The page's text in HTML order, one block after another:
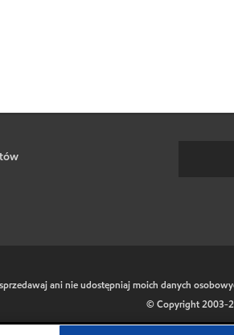
ani nie udostępniaj moich danych
© Copyright 2003-